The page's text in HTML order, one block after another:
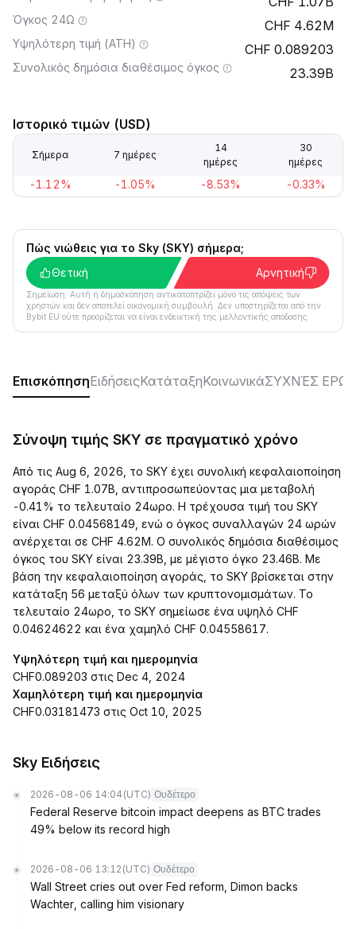
Όγκος 24Ω 4.62M
Υψηλότερη τιμή (ATH) 0.089203
Συνολικός δημόσια διαθέσιμος όγκος 23.39B
Ιστορικό τιμών (USD)
Σήμερα 7 ημέρες
14
ημέρες
30
ημέρες
-1.12% -1.05% -8.53% -0.33%
Πώς νιώθεις για το Sky (SKY) σήμερα;
Θετική
Αρνητική
Σημείωση: Αυτή η δημοσκόπηση αντικατοπτρίζει μόνο τις απόψεις των
χρηστών και δεν αποτελεί οικονομική συμβουλή. Δεν υποστηρίζεται από την
Bybit EU ούτε προορίζεται να είναι ενδεικτική της μελλοντικής απόδοσης.
ΕπισκόπησηΕιδήσειςΚατάταξηΚοινωνικάΣΥΧΝΈΣ
Σύνοψη τιμής SKY σε πραγματικό χρόνο
Από τις Aug 6, 2026, το SKY έχει συνολική κεφαλαιοποίηση
αγοράς CHF 1.07B, αντιπροσωπεύοντας μια μεταβολή
-0.41% το τελευταίο 24ωρο. Η τρέχουσα τιμή του SKY
είναι CHF 0.04568149, ενώ ο όγκος συναλλαγών 24 ωρών
ανέρχεται σε CHF 4.62M. Ο συνολικός δημόσια διαθέσιμος
όγκος του SKY είναι 23.39B, με μέγιστο όγκο 23.46B. Με
βάση την κεφαλαιοποίηση αγοράς, το SKY βρίσκεται στην
κατάταξη 56 μεταξύ όλων των κρυπτονομισμάτων. Το
τελευταίο 24ωρο, το SKY σημείωσε ένα υψηλό CHF
0.04624622 και ένα χαμηλό CHF 0.04558617.
Υψηλότερη τιμή και ημερομηνία
CHF0.089203 στις Dec 4, 2024
Χαμηλότερη τιμή και ημερομηνία
CHF0.03181473 στις Oct 10, 2025
Sky Ειδήσεις
2026-08-06 14:04 (UTC) Ουδέτερο
Federal Reserve bitcoin impact deepens as BTC trades
49% below its record high
2026-08-06 13:12 (UTC) Ουδέτερο
Wall Street cries out over Fed reform, Dimon backs
Wachter, calling him visionary